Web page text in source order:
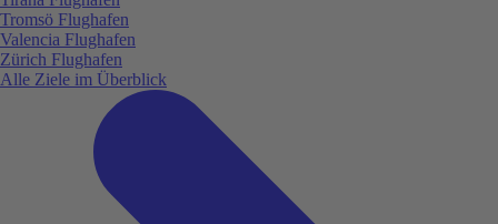
Tromsö Flughafen
Valencia Flughafen
Zürich Flughafen
Alle Ziele im Überblick